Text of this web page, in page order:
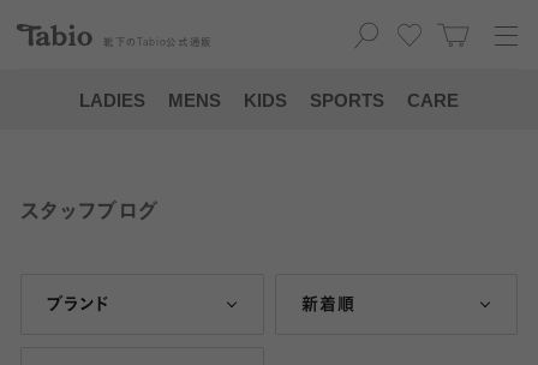
靴下の Tabio 公式通販
LADIES MENS KIDS SPORTS CARE
スタッフブログ
ブランド 新着順